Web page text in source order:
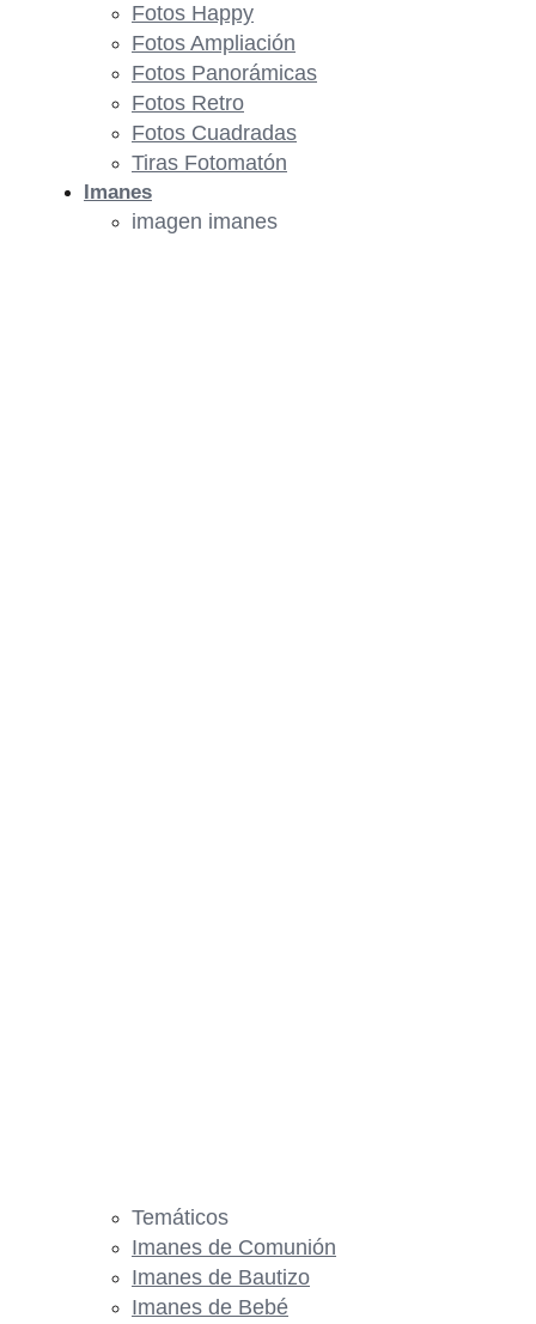
Fotos Happy
Fotos Ampliación
Fotos Panorámicas
Fotos Retro
Fotos Cuadradas
Tiras Fotomatón
Imanes
imagen imanes
Temáticos
Imanes de Comunión
Imanes de Bautizo
Imanes de Bebé